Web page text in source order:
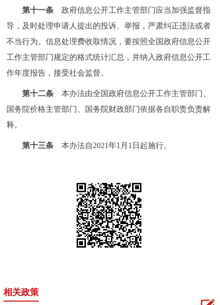
第十一条 政府信息公开工作主管部门应当加强监督指
导，及时处理申请人提出的投诉、举报，严肃纠正违法或者
不当行为。信息处理费收取情况，要按照全国政府信息公开
工作主管部门规定的格式统计汇总，并纳入政府信息公开工
作年度报告，接受社会监督。
第十二条 本办法由全国政府信息公开工作主管部门、
国务院价格主管部门、国务院财政部门依据各自职责负责解
释。
第十三条 本办法自2021年1月1日起施行。
相关政策